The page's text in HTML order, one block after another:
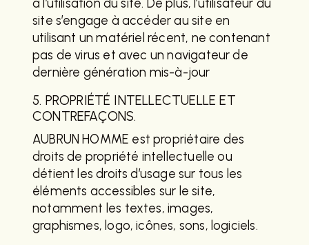
à l’utilisation du site. De plus, l’utilisateur du
site s’engage à accéder au site en
utilisant un matériel récent, ne contenant
pas de virus et avec un navigateur de
dernière génération mis-à-jour
5. PROPRIÉTÉ INTELLECTUELLE ET
CONTREFAÇONS.
AUBRUN HOMME est propriétaire des
droits de propriété intellectuelle ou
détient les droits d’usage sur tous les
éléments accessibles sur le site,
notamment les textes, images,
graphismes, logo, icônes, sons, logiciels.